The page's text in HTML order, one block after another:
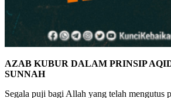
AZAB KUBUR DALAM PRINSIP